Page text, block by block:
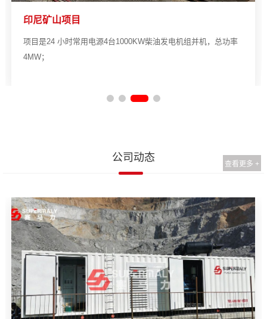
印尼矿山项目
项目是24 小时常用电源4台1000KW柴油发电机组并机，总功率
4MW；
公司动态
查看更多 +